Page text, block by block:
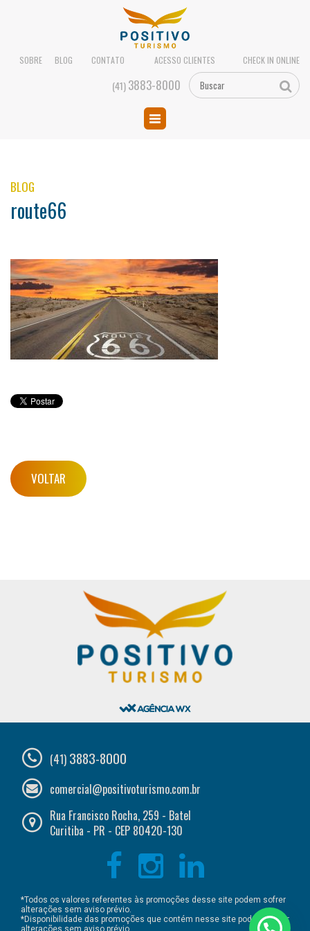
SOBRE BLOG CONTATO ACESSO CLIENTES CHECK IN ONLINE
(41)3883-8000
BLOG
route66
VOLTAR
(41) 3883-8000
comercial@positivoturismo.com.br
Rua Francisco Rocha, 259 - Batel
Curitiba - PR - CEP 80420-130
*Todos os valores referentes às promoções desse site podem sofrer
alterações sem aviso prévio.
*Disponibilidade das promoções que contém nesse site podem sofrer
alterações sem aviso prévio.